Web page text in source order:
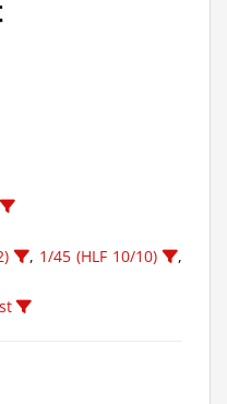
, 1/45 (HLF 10/10)
,